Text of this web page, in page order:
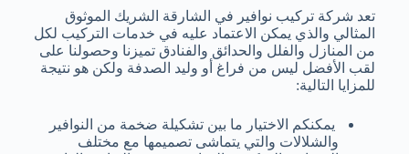
تعد شركة تركيب نوافير في الشارقة الشريك الموثوق
المثالي والذي يمكن الاعتماد عليه في خدمات التركيب لكل
من المنازل والفلل والحدائق والفنادق تميزنا وحصولنا على
لقب الأفضل ليس من فراغ أو وليد الصدفة ولكن هو نتيجة
للمزايا التالية:
يمكنكم الاختيار ما بين تشكيلة ضخمة من النوافير
والشلالات والتي يتماشى تصميمها مع مختلف